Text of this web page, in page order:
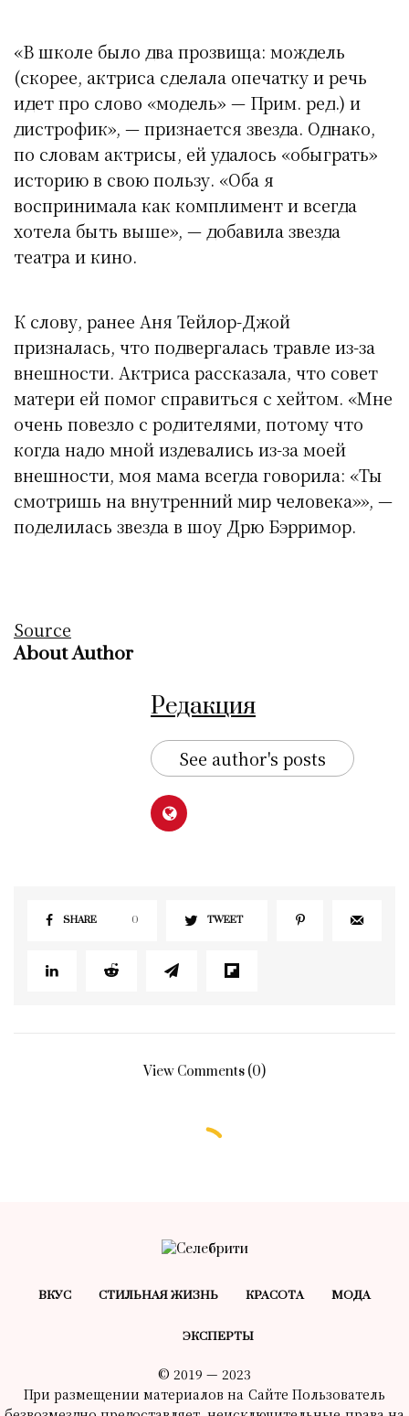
«В школе было два прозвища: мождель
(скорее, актриса сделала опечатку и речь
идет про слово «модель» — Прим. ред.) и
дистрофик», — признается звезда. Однако,
по словам актрисы, ей удалось «обыграть»
историю в свою пользу. «Оба я
воспринимала как комплимент и всегда
хотела быть выше», — добавила звезда
театра и кино.
К слову, ранее Аня Тейлор-Джой
призналась, что подвергалась травле из-за
внешности. Актриса рассказала, что совет
матери ей помог справиться с хейтом. «Мне
очень повезло с родителями, потому что
когда надо мной издевались из-за моей
внешности, моя мама всегда говорила: «Ты
смотришь на внутренний мир человека»», —
поделилась звезда в шоу Дрю Бэрримор.
Source
About Author
Редакция
See author's posts
SHARE 0 TWEET
View Comments (0)
ВКУС СТИЛЬНАЯ ЖИЗНЬ КРАСОТA МОДА
ЭКСПЕРТЫ
© 2019 — 2023
При размещении материалов на Сайте Пользователь